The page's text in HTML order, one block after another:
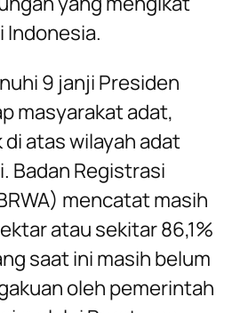
Indonesia.
9 janji Presiden
masyarakat adat,
atas wilayah adat
Badan Registrasi
mencatat masih
atau sekitar 86,1%
saat ini masih belum
oleh pemerintah